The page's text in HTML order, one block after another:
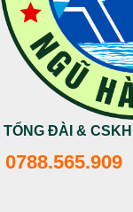
TỔNG ĐÀI & CSKH
0788.565.909